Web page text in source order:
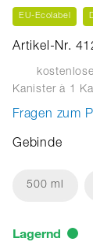
EU-Ecolabel
Artikel-Nr.
Kanisterà 1
Fragen zum
Gebinde
500 ml
Lagernd